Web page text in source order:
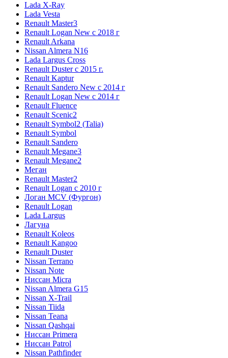
Lada X-Ray
Lada Vesta
Renault Master3
Renault Logan New с 2018 г
Renault Arkana
Nissan Almera N16
Lada Largus Cross
Renault Duster с 2015 г.
Renault Kaptur
Renault Sandero New с 2014 г
Renault Logan New с 2014 г
Renault Fluence
Renault Scenic2
Renault Symbol2 (Talia)
Renault Symbol
Renault Sandero
Renault Megane3
Renault Megane2
Меган
Renault Master2
Renault Logan c 2010 г
Логан МСV (Фургон)
Renault Logan
Lada Largus
Лагуна
Renault Koleos
Renault Kangoo
Renault Duster
Nissan Terrano
Nissan Note
Ниссан Micra
Nissan Almera G15
Nissan X-Trail
Nissan Tiida
Nissan Teana
Nissan Qashqai
Ниссан Primera
Ниссан Patrol
Nissan Pathfinder